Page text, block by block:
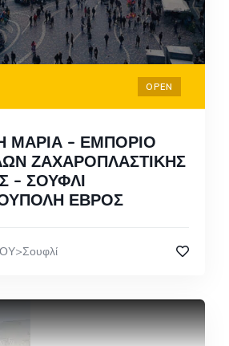
OPEN
ΜΑΡΙΑ – ΕΜΠΟΡΙΟ
ΖΑΧΑΡΟΠΛΑΣΤΙΚΗΣ
– ΣΟΥΦΛΙ
ΕΒΡΟΣ